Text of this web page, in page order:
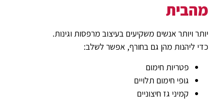
מהבית
יותר ויותר אנשים משקיעים בעיצוב מרפסות וגינות.
כדי ליהנות מהן גם בחורף, אפשר לשלב:
פטריות חימום
גופי חימום תלויים
קמיני גז חיצוניים